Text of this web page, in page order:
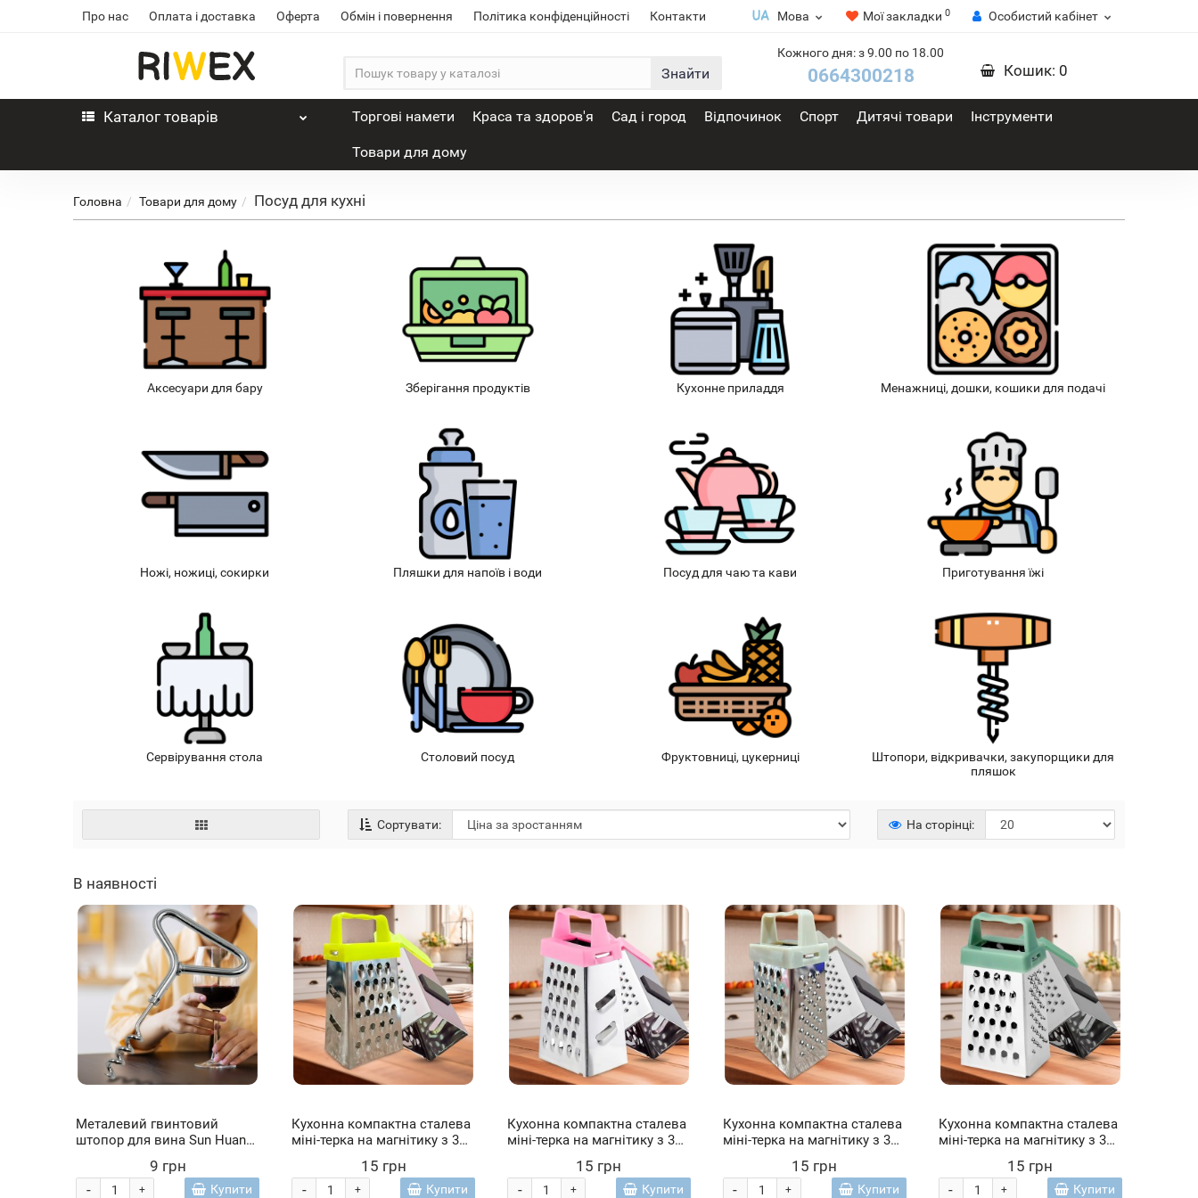
Про нас Оплата і доставка Оферта Обмін і повернення Політика конфіденційності Контакти Мова Мої закладки 0 Особистий кабінет
Знайти
Кожного дня: з 9.00 по 18.00
0664300218 Кошик: 0
Каталог товарів Торгові намети Краса та здоров'я Сад і город Відпочинок Спорт Дитячі товари Інструменти
Товари для дому
Головна Товари для дому Посуд для кухні
Аксесуари для бару Зберігання продуктів Кухонне приладдя Менажниці, дошки, кошики для подачі
Ножі, ножиці, сокирки Пляшки для напоїв і води Посуд для чаю та кави Приготування їжі
Сервірування стола Столовий посуд Фруктовниці, цукерниці
Штопори, відкривачки, закупорщики для
пляшок
Сортувати: На сторінці:
В наявності
Металевий гвинтовий
штопор для вина Sun Huan
9 грн
+
- Купити
Кухонна компактна сталева
міні-терка на магнітику з 3
Жовтий (YAB)15 грн
+
- Купити
Кухонна компактна сталева
міні-терка на магнітику з 3
Рожевий (YAB)15 грн
+
- Купити
Кухонна компактна сталева
міні-терка на магнітику з 3
15 грн
+
- Купити
Кухонна компактна сталева
міні-терка на магнітику з 3
Світло-бірюзовий (YAB)
15 грн
+
- Купити